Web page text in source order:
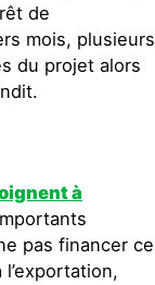
de
mois, plusieurs
du projet alors
à
pas financer ce